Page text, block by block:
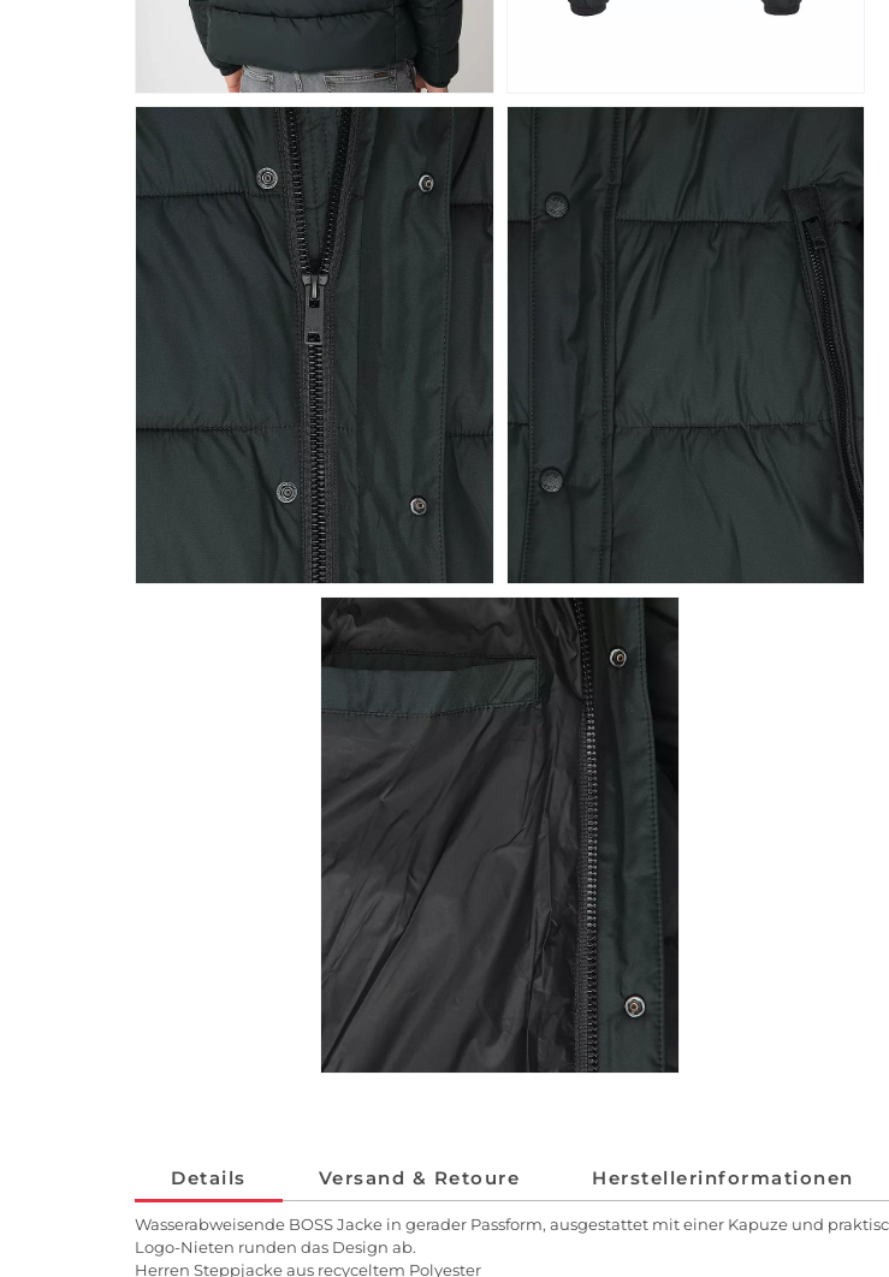
Details Versand & Retoure Herstellerinformationen
Wasserabweisende BOSS Jacke in gerader Passform, ausgestattet mit einer Kapuze und
Logo-Nieten runden das Design ab.
Herren Steppjacke aus recyceltem Polyester